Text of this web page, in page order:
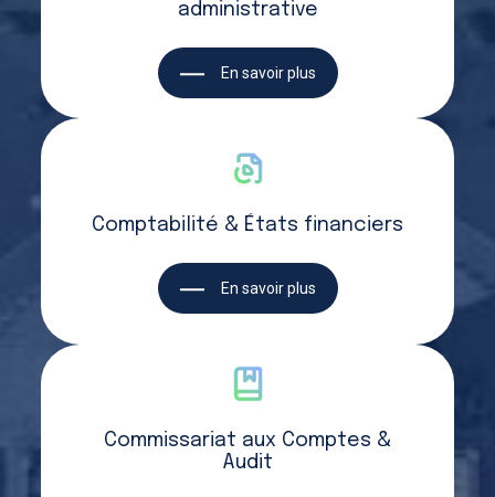
administrative
En savoir plus
Comptabilité & États financiers
En savoir plus
Commissariat aux Comptes &
Audit